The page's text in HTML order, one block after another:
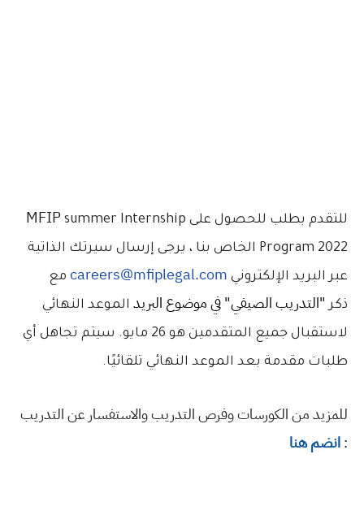
للتقدم بطلب للحصول على MFIP summer Internship
Program 2022 الخاص بنا ، يرجى إرسال سيرتك الذاتية
عبر البريد الإلكتروني careers@mfiplegal.com مع
ذكر "التدريب الصيفي" في موضوع البريد الموعد النهائي
لاستقبال جميع المتقدمين هو 26 مايو. سيتم تجاهل أي
طلبات مقدمة بعد الموعد النهائي تلقائيًا.
للمزيد من الكورسات وفرص التدريب والاستفسار عن التدريب
:انضم هنا